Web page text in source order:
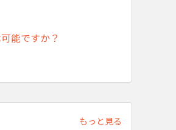
能ですか？
もっと見る